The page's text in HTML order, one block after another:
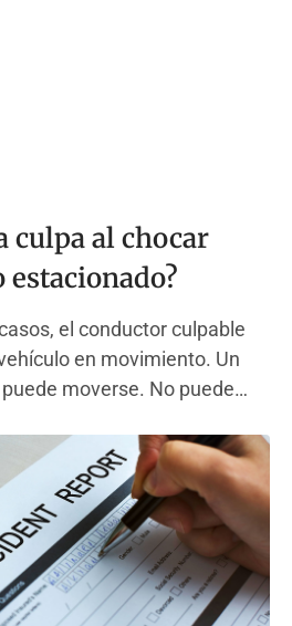
culpa al chocar
el conductor culpable
en movimiento. Un
moverse. No puede
de las decisiones de culpa en
automovilísticos en todo el